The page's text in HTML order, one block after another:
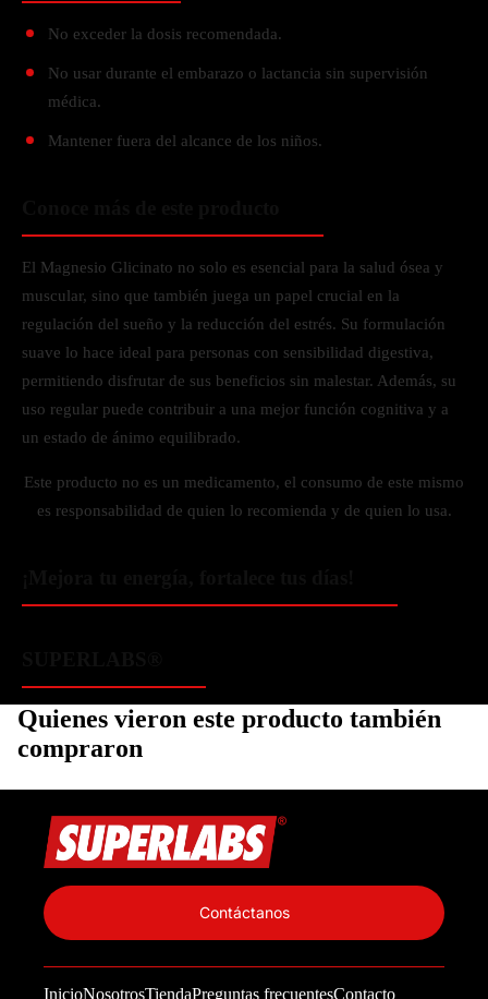
No exceder la dosis recomendada.
No usar durante el embarazo o lactancia sin supervisión
médica.
Mantener fuera del alcance de los niños.
El Magnesio Glicinato no solo es esencial para la salud ósea y
muscular, sino que también juega un papel crucial en la
regulación del sueño y la reducción del estrés. Su formulación
suave lo hace ideal para personas con sensibilidad digestiva,
permitiendo disfrutar de sus beneficios sin malestar. Además, su
uso regular puede contribuir a una mejor función cognitiva y a
un estado de ánimo equilibrado.
Este producto no es un medicamento, el consumo de este mismo
es responsabilidad de quien lo recomienda y de quien lo usa.
Quienes vieron este producto también
compraron
InicioNosotrosTiendaPreguntas frecuentesContacto
Contáctanos
Información de contacto
Política de reembolso
Términos del servicio